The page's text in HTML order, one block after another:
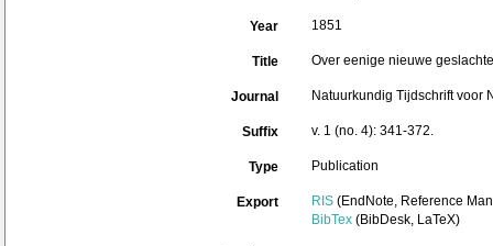
Year 1851
Title Over eenige nieuwe
Journal Natuurkundig Tijdschrift voor
Suffix v. 1 (no. 4): 341-372.
Type Publication
Export RIS (EndNote, Reference
BibTex (BibDesk, LaTeX)